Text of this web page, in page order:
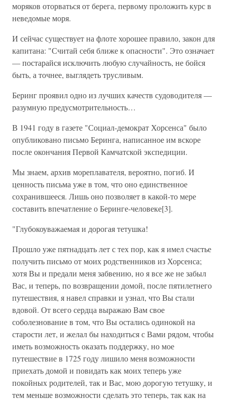
моряков оторваться от берега, первому проложить курс в
неведомые моря.
И сейчас существует на флоте хорошее правило, закон для
капитана: "Считай себя ближе к опасности". Это означает
— постарайся исключить любую случайность, не бойся
быть, а точнее, выглядеть трусливым.
Беринг проявил одно из лучших качеств судоводителя —
разумную предусмотрительность…
В 1941 году в газете "Социал-демократ Хорсенса" было
опубликовано письмо Беринга, написанное им вскоре
после окончания Первой Камчатской экспедиции.
Мы знаем, архив мореплавателя, вероятно, погиб. И
ценность письма уже в том, что оно единственное
сохранившееся. Лишь оно позволяет в какой-то мере
составить впечатление о Беринге-человеке[3].
"Глубокоуважаемая и дорогая тетушка!
Прошло уже пятнадцать лет с тех пор, как я имел счастье
получить письмо от моих родственников из Хорсенса;
хотя Вы и предали меня забвению, но я все же не забыл
Вас, и теперь, по возвращении домой, после пятилетнего
путешествия, я навел справки и узнал, что Вы стали
вдовой. От всего сердца выражаю Вам свое
соболезнование в том, что Вы остались одинокой на
старости лет, и желал бы находиться с Вами рядом, чтобы
иметь возможность оказать поддержку, но мое
путешествие в 1725 году лишило меня возможности
приехать домой и повидать как моих теперь уже
покойных родителей, так и Вас, мою дорогую тетушку, и
тем меньше возможности сделать это теперь, так как на